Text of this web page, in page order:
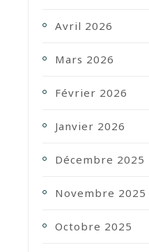
Avril 2026
Mars 2026
Février 2026
Janvier 2026
Décembre 2025
Novembre 2025
Octobre 2025